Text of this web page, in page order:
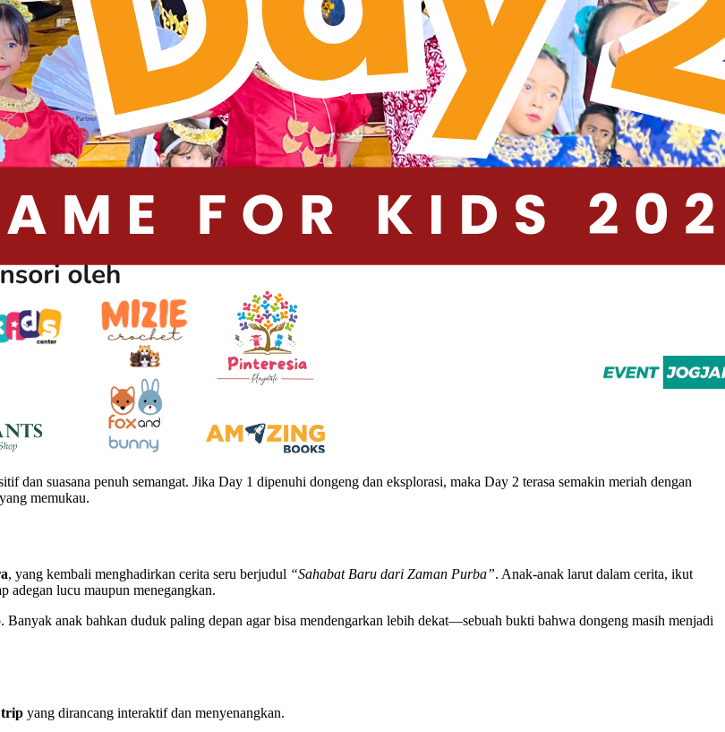
dan suasana penuh semangat. Jika Day 1 dipenuhi dongeng dan eksplorasi, maka Day 2 terasa semakin meriah dengan
memukau.
, yang kembali menghadirkan cerita seru berjudul “Sahabat Baru dari Zaman Purba”. Anak-anak larut dalam cerita, ikut
adegan lucu maupun menegangkan.
Banyak anak bahkan duduk paling depan agar bisa mendengarkan lebih dekat—sebuah bukti bahwa dongeng masih menjadi
trip yang dirancang interaktif dan menyenangkan.